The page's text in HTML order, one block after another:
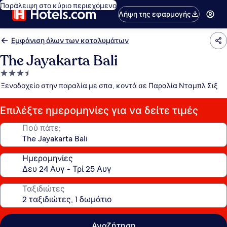
Παράλειψη στο κύριο περιεχόμενο
Λήψη της εφαρμογής
Εμφάνιση όλων των καταλυμάτων
The Jayakarta Bali
Κατάλυμα
με
αστέρια
Ξενοδοχείο στην παραλία με σπα, κοντά σε Παραλία Νταμπλ Σιξ
Επιλέξτε ημερομηνίες για να δείτε τιμές
Πού πάτε;
Ημερομηνίες
Ταξιδιώτες